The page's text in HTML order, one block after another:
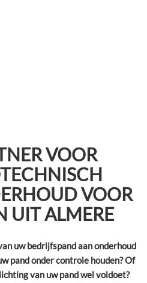
VOOR
VOOR
UIT ALMERE
uw bedrijfspand aan onderhoud
pand onder controle houden? Of
van uw pand wel voldoet?